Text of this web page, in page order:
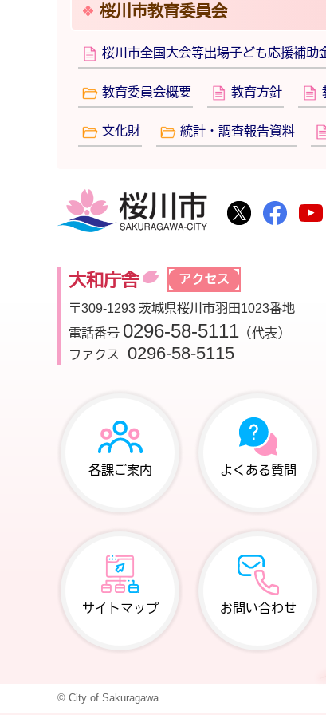
桜川市教育委員会
桜川市全国大会等出場子ども応援補助
教育委員会概要 教育方針
文化財 統計・調査報告資料
桜川市公式
桜川
大和庁舎 アクセス
〒309-1293 茨城県桜川市羽田1023番地
電話番号 0296-58-5111 （代表）
ファクス
0296-58-5115
各課ご案内 よくある質問
サイトマップ お問い合わせ
© City of Sakuragawa.